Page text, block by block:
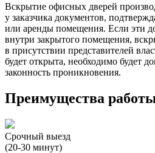
Вскрытие офисных дверей
у заказчика документов,
или аренды помещения. Если эти
внутри закрытого помещения,
в присутствии представителей
будет открыта, необходимо будет
законность проникновения.
Преимущества
Срочный выезд
(20-30 минут)